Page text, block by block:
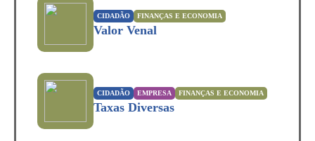
CIDADÃO FINANÇAS E ECONOMIA
Valor Venal
CIDADÃO EMPRESA FINANÇAS E ECONOMIA
Taxas Diversas